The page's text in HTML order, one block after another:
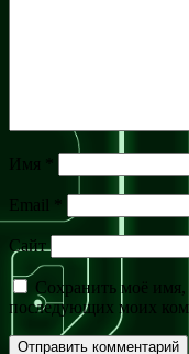
Имя
Email *
Сайт
Сохранить моё имя,
последующих моих